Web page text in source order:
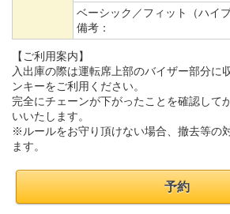
ベーシック／フィット（ハイブ
備考：
【ご利用案内】
入出庫の際は運転席上部のバイザー部分に
ンキーをご利用ください。
完全にチェーンが下がったことを確認して
いいたします。
※ルールをお守り頂けない場合、撤去等の
ます。
予約